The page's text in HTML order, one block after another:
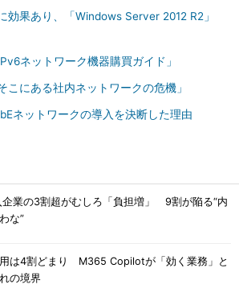
効果あり、「Windows Server 2012 R2」
ネットワーク機器購買ガイド」
こにある社内ネットワークの危機」
ネットワークの導入を決断した理由
企業の3割超がむしろ「負担増」 9割が陥る“内
な”
は4割どまり M365 Copilotが「効く業務」と
の境界